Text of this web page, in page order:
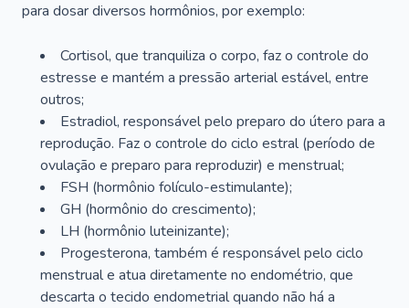
para dosar diversos hormônios, por exemplo:
Cortisol, que tranquiliza o corpo, faz o controle do
estresse e mantém a pressão arterial estável, entre
outros;
Estradiol, responsável pelo preparo do útero para a
reprodução. Faz o controle do ciclo estral (período de
ovulação e preparo para reproduzir) e menstrual;
FSH (hormônio folículo-estimulante);
GH (hormônio do crescimento);
LH (hormônio luteinizante);
Progesterona, também é responsável pelo ciclo
menstrual e atua diretamente no endométrio, que
descarta o tecido endometrial quando não há a